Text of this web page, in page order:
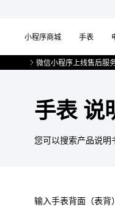
小程序商城 手表
微信小程序上线售后服务
手表 说
您可以搜索产品说明
输入手表背面（表背